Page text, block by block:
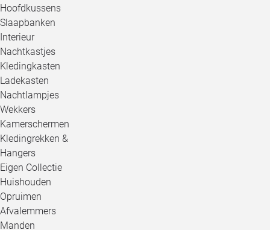
Hoofdkussens
Slaapbanken
Interieur
Nachtkastjes
Kledingkasten
Ladekasten
Nachtlampjes
Wekkers
Kamerschermen
Kledingrekken &
Hangers
Eigen Collectie
Huishouden
Opruimen
Afvalemmers
Manden